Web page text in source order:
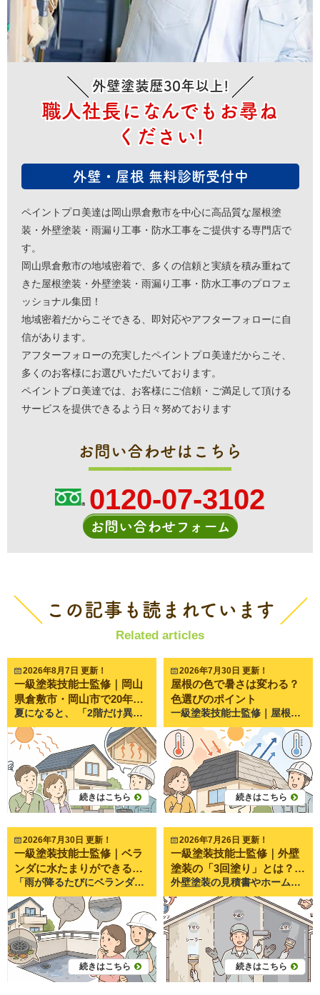
外壁塗装歴30年以上!
職人社長になんでもお尋ね
ください!
外壁・屋根 無料診断受付中
ペイントプロ美達は岡山県倉敷市を中心に高品質な屋根塗
装・外壁塗装・雨漏り工事・防水工事をご提供する専門店で
す。
岡山県倉敷市の地域密着で、多くの信頼と実績を積み重ねて
きた屋根塗装・外壁塗装・雨漏り工事・防水工事のプロフェ
ッショナル集団！
地域密着だからこそできる、即対応やアフターフォローに自
信があります。
アフターフォローの充実したペイントプロ美達だからこそ、
多くのお客様にお選びいただいております。
ペイントプロ美達では、お客様にご信頼・ご満足して頂ける
サービスを提供できるよう日々努めております
お問い合わせはこちら
0120-07-3102
お問い合わせフォーム
この記事も読まれています
Related articles
2026年8月7日 更新！
一級塗装技能士監修｜岡山
県倉敷市・岡山市で20年以
上、外壁塗装・屋根塗装・
雨漏り修理を行うペイント
プロ美達が解説します。
夏になると、 「2階だけ異常に暑い…」 「エアコンをつけてもなかなか涼しくならない」 「屋根が原因なのかな？」 そんなお悩みを感じたことはありませんか。 実は夏の屋根は、表面温度が60～80℃近くまで上昇することも珍しくありません。 その熱が屋根裏や天井へ伝わることで、室内の温度が上がってしまいます。 実際にペイントプロ美達でも夏になると、 「2階がサウナのように暑い」 「遮熱塗料って本当に効果がある？」 「屋根塗装で暑さは改善できますか？」 というご相談を数多くいただきます。 しかし、屋根が熱くなる原因は一つではありません。 この記事では、屋根が熱くなる理由や、今日からできる暑さ対策、屋根塗装による改善方法まで、一級塗装技能士が分かりやすく解説します。 屋根が熱くなるのはなぜ？夏に温度が上がる3つの原因 屋根は一日中強い紫外線を受けている 屋根は住宅の中でも最も太陽に近い場所です。 外壁と違って日陰になる時間が少なく、朝から夕方まで直射日光を受け続けます。 真夏の岡山では気温が35℃を超える日も珍しくありません。 そのため屋根の表面温度は、人が触れないほど高温になります。 特に黒や濃い色の屋根は熱を吸収しやすく、温度がさらに上がる傾向があります。 屋根材そのものが熱をため込みやすい 屋根材には、 スレート セメント瓦 金属屋根 和瓦 などさまざまな種類があります。 どの屋根材も熱を受けますが、特に金属屋根は熱を伝えやすく、スレート屋根は熱を蓄えやすい特徴があります。 また、塗膜が劣化すると太陽光を反射しにくくなり、以前より熱を持ちやすくなることもあります。 屋根裏に熱がこもってしまう 屋根が熱くなるだけでなく、その熱が屋根裏に溜まることも大きな原因です。 屋根裏は風通しが悪いと熱が逃げにくく、夕方になっても高温のままになることがあります。 その結果、 天井が熱くなる 夜になっても部屋が暑い エアコンが効きにくい という状態になってしまいます。 屋根が熱くなると起こる住まいへの影響 2階の室温が上がる 最も分かりやすい影響が、2階の暑さです。 1階は快適でも、2階だけ3～5℃ほど高く感じるご家庭も少なくありません。 エアコン代が高くなりやすい 室内が冷えにくくなるため、 エアコンの運転時間が長くなる 設定温度を下げる 電気代が増える という悪循環になります。 屋根材や塗膜の劣化が早まる 高温状態が続くと、 塗膜の色あせ 塗膜の劣化 屋根材の傷み も進みやすくなります。 紫外線と熱は、屋根にとって非常に大きな負担なのです。 自宅でできる暑さ対策 すだれ・遮熱カーテンを活用する 窓から入る熱を減らすだけでも室温は変わります。 特に南側・西側の窓は効果を感じやすいでしょう。 屋根裏の換気を見直す 屋根裏換気が不足している住宅では、換気口の改善によって熱が抜けやすくなることがあります。 新築時からそのままになっているケースも少なくありません。 エアコンだけに頼らない サーキュレーターで空気を循環させることで冷房効率が向上します。 小さな工夫でも快適性は大きく変わります。 屋根塗装でできる暑さ対策とは？ 遮熱塗料とはどんな塗料？ 遮熱塗料とは、太陽光の中でも熱の原因となる近赤外線を反射しやすい塗料です。 屋根の表面温度を下げることで、室内への熱の伝わりを軽減する効果が期待できます。 「屋根そのものが熱くなりにくくなる」というイメージです。 断熱塗料との違い よく混同されますが、 遮熱塗料 →熱を反射する 断熱塗料 →熱を伝えにくくする という違いがあります。 住宅の状況によって向いている塗料は異なります。 遮熱塗料だけでは解決しないケースもある ペイントプロ美達でも現地調査をすると、 「屋根ではなく天井断熱材が少なかった」 「屋根裏換気がほとんどなかった」 というケースもあります。 つまり、暑さの原因は屋根だけとは限りません。 だからこそ、塗料だけで判断するのではなく、住まい全体を確認することが大切です。 ペイントプロ美達でよくいただくご相談 毎年7月から9月にかけて特に多いのが、 「2階が暑すぎて寝られない」 というご相談です。 現地調査をすると、 屋根塗装から15年以上経過 屋根の色あせが進行 遮熱性能が低下 屋根裏換気が不足 という複数の原因が重なっていることがよくあります。 逆に、「遮熱塗料を塗れば必ず涼しくなる」と期待される方もいらっしゃいますが、実際には住宅ごとの条件によって効果の感じ方は異なります。 ペイントプロ美達では、塗装だけをおすすめするのではなく、屋根の状態や築年数、断熱材の状況なども踏まえてご説明するよう心掛けています。 暑さ対策と一緒に確認したい屋根の劣化サイン 夏は屋根の状態を確認する良いタイミングでもあります。 次のような症状が見られる場合は、一度点検をおすすめします。 色あせ 新築時より色が薄くなっている場合は、塗膜の防水性が低下している可能性があります。 コケ・汚れ 表面にコケや汚れが付着しやすくなるのは、防水性能が落ちているサインです。 ひび割れやサビ スレート屋根の割れや金属屋根のサビは、放置すると雨漏りにつながることがあります。 棟板金の浮き 屋根の頂上にある金属部分（棟板金）が浮いていると、強風や台風で飛散する恐れがあります。 まとめ｜屋根の暑さは原因を知ることが対策への第一歩 夏の屋根は非常に高温になり、その熱が室内環境にも大きく影響します。 しかし、「屋根が熱い＝すぐに塗装が必要」というわけではありません。 屋根材の状態や塗膜の劣化、屋根裏の換気、断熱材の状況など、さまざまな要因を確認した上で対策を考えることが大切です。 ペイントプロ美達では、岡山県倉敷市・岡山市を中心に20年以上、屋根塗装や外壁塗装、雨漏り修理を行ってきました。 「2階の暑さが気になる」 「遮熱塗料が自宅に合うのか知りたい」 「屋根の劣化も一緒に見てもらいたい」 このようなお悩みがありましたら、まずはお気軽にご相談ください。 現地調査では屋根の状態を丁寧に確認し、写真を使いながら分かりやすくご説明いたします。無理に工事をおすすめすることはありませんので、住まいの暑さ対策やメンテナンスの参考として、お気軽にお問い合わせください。
続きはこちら
2026年7月30日 更新！
屋根の色で暑さは変わる？
色選びのポイント
一級塗装技能士監修｜屋根の色で暑さは変わる？色選びのポイント 「黒い屋根は暑いと聞いたけど本当？」 「屋根塗装をするなら、少しでも夏を快適にしたい」 「見た目だけで色を決めても大丈夫？」 屋根塗装をご検討中のお客様から、このようなご相談をいただくことは少なくありません。 特に岡山県は全国的にも晴れの日が多く、夏は35℃を超える猛暑日になることもあります。そのため、「屋根の色によって暑さは変わるの？」という疑問を持たれる方が多いのも当然です。 結論からお伝えすると、**屋根の色によって屋根の表面温度は変わります。**しかし、室内の暑さは色だけで決まるわけではありません。 この記事では、屋根の色と暑さの関係や色選びで後悔しないポイントについて、塗装職人の視点から分かりやすく解説します。 屋根の色で本当に暑さは変わる？ 濃い色は熱を吸収しやすい 学校の理科で習ったように、黒や濃い色は太陽の光を吸収しやすく、白や明るい色は光を反射しやすい性質があります。 これは屋根でも同じです。 例えば真夏の日中では、 黒い屋根 ダークブラウン 濃いグレー などは表面温度が70℃近くまで上がることがあります。 一方、 ホワイト系 ライトグレー ベージュ系 などは数℃〜10℃程度低くなるケースもあります。 つまり、屋根そのものの温度は色によって確かに変わります。 ただし室内温度は色だけでは決まらない 「じゃあ白い屋根にすれば家の中は涼しくなるの？」 実はそう単純ではありません。 室内の暑さには、 屋根材の種類 小屋裏（屋根裏）の換気 断熱材の性能 遮熱シートの有無 天井の断熱性能 など、多くの要素が関係しています。 つまり、 屋根の色＝室内温度 ではないということです。 暑さ対策なら色より重要なのが遮熱塗料 遮熱塗料とは？ 最近人気なのが「遮熱塗料」です。 遮熱塗料とは、太陽光の中でも特に熱の原因になる赤外線を反射する性能を持った塗料です。 通常の塗料より屋根表面の温度上昇を抑えやすく、 夏場の屋根温度低減 屋根材の負担軽減 小屋裏温度の上昇抑制 などが期待できます。 濃い色でも遮熱性能はある？ よくいただく質問が、 「黒い屋根にしたいけど遮熱効果はありますか？」 というものです。 結論から言えば、 あります。 ただし、 白系の遮熱塗料 ＞ 黒系の遮熱塗料 という傾向があります。 つまり、 「濃い色＋遮熱塗料」 でも十分効果はありますが、 「明るい色＋遮熱塗料」 の方がより高い遮熱効果が期待できます。 ペイントプロ美達でよくあるご相談 岡山市・倉敷市で屋根塗装をご相談いただくお客様からは、 「黒い屋根がおしゃれだから変えたくない」 「夏が暑いので少しでも快適にしたい」 「近所の家とのバランスも気になる」 というご相談を本当によくいただきます。 私たちは見た目だけではなく、 建物の向き 日当たり 周囲の環境 ご家族の生活スタイル までお聞きしながら、一緒に色を選んでいます。 色は10年以上付き合うものです。 そのため、カタログだけではなく実際の施工事例を見ながらご提案することも多くあります。 屋根色を選ぶときのポイント ① 外壁とのバランスを考える 屋根だけで色を決めると全体の印象がまとまらないことがあります。 一般的には、 外壁より少し濃い色 落ち着いた色 が人気です。 家全体の統一感も重要になります。 ② 汚れの目立ちにくさも考える 白い屋根は熱を反射しやすい反面、 黄砂 コケ 雨だれ などが目立ちやすくなります。 逆に真っ黒も、 色あせ ホコリ が目立つことがあります。 人気なのは、 グレー ダークグレー ブラウン など、汚れと色あせのバランスが良い色です。 ③ 周囲の景観も意識する 屋根は高い位置にあるため、意外と街並みに影響します。 周囲の住宅とあまりに違う色を選ぶと、 完成後に「思っていた印象と違う…」 となることもあります。 施工事例を参考にすることをおすすめします。 色だけでなく塗料選びも重要 屋根塗装では、 「何色にするか」 と同じくらい、 「どんな塗料を使うか」 も重要です。 例えば、 シリコン塗料 フッ素塗料 無機塗料 遮熱塗料 それぞれ耐久年数や性能が異なります。 色だけで判断せず、ご自宅に合った塗料を選ぶことが長持ちする屋根につながります。 こんな方は遮熱塗料も検討してみましょう 次のようなご家庭では遮熱塗料との相性が良い場合があります。 2階が特に暑い 屋根からの熱を受けやすいため、効果を感じやすいケースがあります。 西日が強い 午後の日差しを長時間受ける住宅では屋根温度が高くなりやすくなります。 築15年以上経っている 塗膜が劣化していると屋根材自体が熱を持ちやすくなることがあります。 まとめ｜屋根の色選びは見た目だけで決めないことが大切 屋根の色は確かに屋根表面の温度に影響します。 しかし、実際の住み心地は、 屋根の色 遮熱塗料 断熱性能 屋根材 換気 など複数の要素が組み合わって決まります。 そのため、「黒だからダメ」「白なら安心」と決めつけるのではなく、ご自宅の環境に合わせて最適な組み合わせを選ぶことが大切です。 ペイントプロ美達でも、屋根塗装をご検討中のお客様から「どの色を選べば暑さを抑えられるのか」「遮熱塗料は本当に必要なのか」といったご相談を数多くいただいています。 色選びは仕上がりの印象だけでなく、これから10年以上快適に暮らすための大切なポイントです。 「我が家にはどんな色や塗料が合うのだろう？」 「遮熱塗料を選ぶべきか迷っている」 そんな疑問がありましたら、ぜひお気軽にペイントプロ美達までご相談ください。現地調査を行い、屋根の状態やご希望、ご予算を踏まえたうえで、分かりやすくご提案いたします。
続きはこちら
2026年7月30日 更新！
一級塗装技能士監修｜ベラ
ンダに水たまりができる原
因とは？放置してはいけな
い理由と対策を解説
「雨が降るたびにベランダに水たまりができる」 「なかなか水が引かないけど大丈夫？」 「これって雨漏りの前兆？」 このような不安を感じたことはありませんか。 ベランダは屋根がないことも多く、雨風や紫外線の影響を直接受ける場所です。そのため、住宅の中でも劣化しやすい部分の一つです。 実際に岡山県倉敷市・岡山市で外壁塗装や防水工事を行うペイントプロ美達でも、 「ベランダに水が溜まるようになった」 「掃除しても改善しない」 「防水工事が必要なのか知りたい」 というご相談を多くいただきます。 実は、水たまりは単なる雨水ではなく、防水機能の低下や排水不良を知らせるサインになっていることがあります。 今回は、水たまりができる原因や放置するリスク、確認方法について分かりやすく解説します。 ベランダに水たまりができるのは異常なの？ 雨上がりに少し残る程度なら問題ないケースもある 大雨の直後であれば、少量の水が一時的に残ることは珍しくありません。 時間の経過とともに自然に排水され、数十分から数時間程度で乾くようであれば、すぐに大きな問題とは限りません。 しかし、翌日になっても水が残っていたり、毎回同じ場所に大きな水たまりができる場合は注意が必要です。 長時間残る水たまりは注意が必要 ベランダには「勾配（こうばい）」があります。 勾配とは、水が自然に排水口へ流れるようにつけられた緩やかな傾斜のことです。 この勾配が正常であれば、水は自然に排水口へ流れていきます。 水が残るということは、 排水できていない ベランダが沈んでいる 防水層が傷んでいる などの可能性があります。 ベランダに水たまりができる主な原因 排水口（ドレン）の詰まり 最も多い原因が排水口の詰まりです。 ベランダには落ち葉や砂、土、ホコリ、鳥の羽などが少しずつ溜まります。 これらが排水口を塞ぐことで、水が流れなくなります。 ペイントプロ美達でも点検に伺うと、 「防水工事が必要かと思ったら、排水口の掃除だけで改善した」 というケースも少なくありません。 台風や強風の後は特に詰まりやすいため、定期的な掃除がおすすめです。 防水層の劣化・へこみ ベランダには防水層という水を通さない膜があります。 この防水層は、 紫外線 雨 気温差 によって少しずつ傷んでいきます。 劣化すると、 一部分がへこむ 表面が波打つ 水が流れにくくなる という状態になります。 結果として水が同じ場所に溜まりやすくなります。 ベランダの勾配不足 新築時には適切な勾配が確保されていますが、 長年使用することで、 下地が変形する 防水工事を重ねる モルタルが沈む などにより勾配が変化することがあります。 わずか数ミリの違いでも、水の流れは大きく変わります。 建物のゆがみや経年変化 住宅は年月とともに少しずつ動きます。 地盤や建物全体の変化によってベランダの傾きが変わるケースもあります。 築20年以上のお住まいでは、このようなケースも珍しくありません。 水たまりを放置すると起こるトラブル 防水層の劣化が早まる 水が長時間残ることで、防水層は常に湿った状態になります。 乾燥と湿潤を繰り返すことで、 ひび割れ 膨れ 剥がれ などの劣化が進みやすくなります。 雨漏りの原因になる 防水層が傷んだまま放置すると、 少しずつ水が内部へ浸入するようになります。 ベランダの下が リビング 和室 子ども部屋 になっている住宅では、天井から雨漏りするケースもあります。 雨漏りは発生してからでは修理範囲が広がりやすいため、早めの対応が大切です。 コケ・カビ・汚れが発生しやすくなる 常に湿った状態が続くと、 コケ カビ 黒ずみ が発生しやすくなります。 見た目が悪くなるだけでなく、滑りやすくなって転倒の危険もあります。 自分でできるチェックポイント 排水口にゴミが詰まっていないか まずは排水口を確認しましょう。 落ち葉や砂が詰まっていれば掃除するだけで改善することがあります。 掃除後に水を流してスムーズに排水されるか確認すると分かりやすいでしょう。 防水層にひび割れや膨れはないか ベランダの床をよく見ると、 ひび 膨らみ 剥がれ が見つかることがあります。 こうした症状は防水層の寿命が近づいているサインです。 水たまりが毎回同じ場所にできるか 雨が降るたびに同じ位置へ水が溜まる場合は、 勾配や防水層の変形が考えられます。 写真を撮って記録しておくと、点検時にも状況が伝わりやすくなります。 修理やメンテナンスが必要になるケース 清掃だけで改善するケース 次のような場合は比較的軽症です。 排水口の掃除不足 落ち葉の詰まり 一時的な汚れ この場合は清掃だけで改善することもあります。 防水工事が必要になるケース 次の症状があれば、防水工事を検討した方が安心です。 防水層が膨れている ひび割れている 剥がれている 水たまりが何日も残る 雨漏りが発生している ウレタン防水やFRP防水など、ベランダの状態に合わせた工法を選ぶことで、防水性能を回復できます。 早めの点検で費用を抑えられることも ペイントプロ美達でも、 「もっと早く相談していれば簡単な補修で済んだのに…」 というケースを何度も見てきました。 防水工事は下地まで傷む前なら補修範囲が小さく済むことも多く、結果的に費用を抑えられる場合があります。 ベランダに水たまりができるようになったというご相談では、排水口の清掃や部分補修だけで改善した例もあれば、防水層全体の劣化が進行していて全面改修が必要だった例もあります。実際に現地を確認してみないと原因は判断できないため、症状が軽いうちの点検が重要です。 まとめ｜小さな水たまりでも早めの確認がおすすめ ベランダの水たまりは、 排水口の詰まり 防水層の劣化 勾配不足 建物の経年変化 など、さまざまな原因で発生します。 「そのうち乾くから大丈夫」と放置していると、防水層の傷みが進み、やがて雨漏りや大規模な修繕につながることもあります。 岡山県は梅雨や台風、突然の豪雨も多く、防水性能が住まいを守るうえで非常に重要です。 もし「最近、水たまりが残るようになった」「掃除をしても改善しない」と感じたら、一度専門業者に状態を確認してもらうことをおすすめします。 ペイントプロ美達では、岡山県倉敷市・岡山市を中心に、ベランダ防水や外壁・屋根の点検を行っています。お住まいの状態を確認し、本当に必要な補修だけをご提案していますので、防水工事が必要かどうか判断に迷われている方も、お気軽にご相談ください。早めの点検が、大切なお住まいを長く守る第一歩になります。
続きはこちら
2026年7月26日 更新！
一級塗装技能士監修｜外壁
塗装の「3回塗り」とは？な
ぜ必要なのか職人がわかり
やすく解説
外壁塗装の見積書やホームページを見ると、「3回塗り」という言葉を目にすることがあります。 しかし、 「本当に3回も塗る必要があるの？」 「回数が多いほど良い工事なの？」 「2回塗りとの違いは何？」 と疑問を持つ方も少なくありません。 実際に岡山県倉敷市・岡山市で塗装工事を行うペイントプロ美達でも、 「どの業者も3回塗りと書いてあるけど違いがわからない」 「見積書に下塗りと中塗りと上塗りがあるけど何をしているの？」 というご相談をよくいただきます。 結論から言うと、3回塗りは単に回数を増やしているのではなく、塗料の性能を最大限に発揮し、住宅を長持ちさせるために必要な工程です。 今回は外壁塗装の3回塗りについて、職人目線でわかりやすく解説します。 外壁塗装でよく聞く「3回塗り」とは？ 3回塗りは塗装工事の基本工程 一般的な外壁塗装では、 ・下塗り ・中塗り ・上塗り の3工程で塗装を行います。 塗装工事というと、色を付ける作業だけをイメージする方もいますが、実際には色を付ける前の準備工程が非常に重要です。 建物を長期間守るためには、それぞれの工程に明確な役割があります。 「下塗り・中塗り・上塗り」の役割 3回塗りはそれぞれ目的が異なります。 下塗りは接着剤のような役割。 中塗りは塗膜の厚みを作る役割。 上塗りは美観と耐久性を完成させる役割です。 どれか一つでも省略すると、本来の性能を発揮できなくなります。 なぜ3回塗りが必要なのか 理由① 塗料をしっかり密着させるため 外壁は紫外線や雨風によって劣化しています。 劣化した外壁に直接塗料を塗ると、密着力が不足して剥がれやすくなります。 そこで下塗り材を使用し、外壁と塗料をしっかり接着させる土台を作ります。 家づくりで例えるなら、基礎工事にあたる部分です。 理由② 塗膜の厚みを確保するため 塗料にはメーカーが定める適切な塗膜厚があります。 塗膜とは、塗料が乾燥してできる保護膜のことです。 この厚みが不足すると、 ・耐候性の低下 ・防水性の低下 ・色あせの早期発生 などの原因になります。 3回に分けて塗ることで適正な厚みを確保できます。 理由③ 塗料本来の耐久性を発揮するため 例えば耐久年数15年の塗料でも、適切な施工をしなければ本来の寿命まで持ちません。 塗料メーカーも3回塗りを前提に性能試験を行っています。 つまり3回塗りは特別な工法ではなく、塗料性能を発揮するための標準施工なのです。 下塗り・中塗り・上塗りを詳しく解説 下塗りの役割 下塗りは塗装工事の土台作りです。 外壁材によって使用する材料も変わります。 サイディング外壁ではシーラーやフィラー、モルタル外壁では微弾性フィラーなどが使われます。 下塗りが不十分だと、その後どれだけ高級な塗料を塗っても長持ちしません。 中塗りの役割 中塗りでは仕上げ塗料を塗ります。 実は中塗りと上塗りは同じ塗料を使用することがほとんどです。 「同じ塗料なら一度でいいのでは？」 と思われるかもしれませんが、一度では十分な膜厚が確保できません。 中塗りでしっかり厚みを作ることが重要です。 上塗りの役割 最後に上塗りを行います。 上塗りによって色ムラをなくし、美しい仕上がりになります。 さらに紫外線や雨風から住宅を守る保護性能も高まります。 完成時に見える部分ですが、実はその下にある下塗りと中塗りがあってこそ効果を発揮します。 2回塗りではダメなの？ 耐久性が低下する可能性がある 塗膜が薄くなれば紫外線への抵抗力も低下します。 結果として塗り替え周期が短くなる可能性があります。 塗膜の剥がれや色ムラの原因になる 下塗り不足や塗膜不足は、 ・剥がれ ・膨れ ・色ムラ などの施工不良につながることがあります。 メーカー保証の対象外になる場合も 塗料メーカーの仕様通りに施工していない場合、保証の対象外になるケースがあります。 そのため施工会社は仕様書通りの工程を守ることが大切です。 本当に3回塗りされているか確認する方法 工程写真を見せてもらう 信頼できる業者は施工写真を記録しています。 各工程ごとの写真があると安心です。 施工事例としても活用しやすいポイントです。 塗料缶の使用量を確認する 塗料には標準使用量があります。 極端に使用量が少ない場合は注意が必要です。 工事報告書を受け取る 工事完了後に報告書を提出する会社であれば、どの工程を行ったか確認できます。 実は4回塗り以上になるケースもある 劣化が激しい外壁の場合 築年数が経過し傷みが進んでいる場合は、下塗りを2回行うことがあります。 これは手抜きではなく補強のためです。 高耐久塗料の場合 無機塗料など一部の高耐久塗料では専用仕様が定められていることがあります。 屋根塗装で必要になる場合 スレート屋根など吸い込みが激しい屋根では、4回塗りになるケースもあります。 岡山県でも築15年以上の住宅でよく見られます。 ペイントプロ美達が大切にしている3回塗りの考え方 見えなくなる工程こそ丁寧に施工 塗装工事で最終的に見えるのは上塗りだけです。 しかし耐久性を決めるのは見えなくなる下塗りや中塗りです。 私たちは完成後には見えなくなる工程こそ丁寧に施工することを大切にしています。 倉敷市・岡山市でよくあるご相談 美達では、 「前回の塗装が数年で色あせた」 「思ったより早く剥がれてきた」 というご相談を受けることがあります。 現地調査を行うと、塗膜不足や下地処理不足が原因と思われるケースも少なくありません。 そのため私たちは塗る回数だけでなく、適切な乾燥時間や塗布量も重視しています。 まとめ｜3回塗りは家を長持ちさせるための大切な工程 外壁塗装の3回塗りは、単に回数を増やしているわけではありません。 ・下塗りで密着性を高める ・中塗りで厚みを作る ・上塗りで耐久性と美観を完成させる それぞれに重要な役割があります。 塗装工事は完成すると見えない部分が多くなります。だからこそ、どのような工程で施工するのかを事前に確認することが大切です。 ペイントプロ美達では、岡山市・倉敷市を中心に現地調査や塗装のご相談を承っています。 「見積書に3回塗りと書いてあるけどよく分からない」 「今の外壁の状態で塗装が必要なのか知りたい」 そのような疑問がありましたら、お気軽にご相談ください。一級塗装技能士監修のもと、お住まいの状態を確認しながら分かりやすくご説明いたします。
続きはこちら